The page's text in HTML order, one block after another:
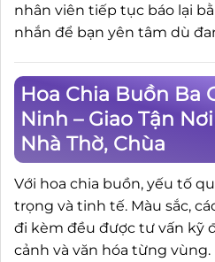
nhân viên tiếp tục báo lại
nhắn để bạn yên tâm dù
Hoa Chia Buồn Ba
Ninh – Giao Tận
Nhà Thờ, Chùa
Với hoa chia buồn, yếu tố
trọng và tinh tế. Màu sắc,
đi kèm đều được tư vấn kỹ
cảnh và văn hóa từng vùng.